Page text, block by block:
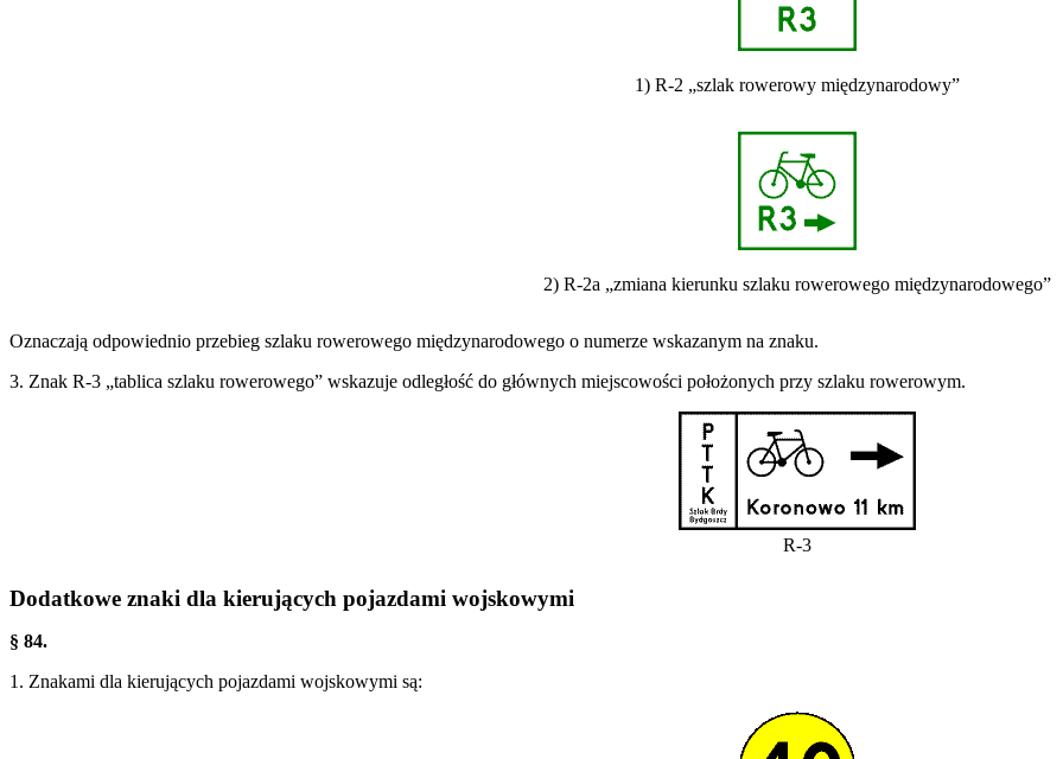
1) R-2 „szlak rowerowy międzynarodowy”
2) R-2a „zmiana kierunku szlaku rowerowego międzynarodowego”
Oznaczają odpowiednio przebieg szlaku rowerowego międzynarodowego o numerze wskazanym na znaku.
3. Znak R-3 „tablica szlaku rowerowego” wskazuje odległość do głównych miejscowości położonych przy szlaku rowerowym.
R-3
Dodatkowe znaki dla kierujących pojazdami wojskowymi
§ 84.
1. Znakami dla kierujących pojazdami wojskowymi są: